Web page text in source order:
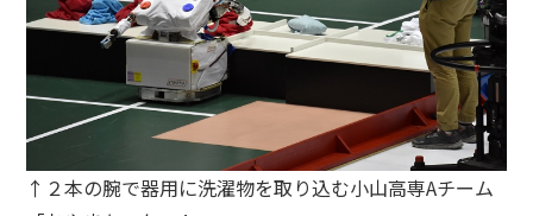
↑２本の腕で器用に洗濯物を取り込む小山高専Aチーム